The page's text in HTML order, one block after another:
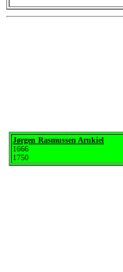
Jørgen Rasmussen Arnkiel
1666
1750